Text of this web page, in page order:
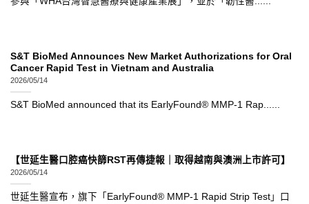
S&T BioMed Announces New Market Authorizations for Oral
Cancer Rapid Test in Vietnam and Australia
2026/05/14
S&T BioMed announced that its EarlyFound® MMP-1 Rap......
【世延生醫口腔癌快篩RST再傳捷報｜取得越南與澳洲上市許可】
2026/05/14
世延生醫宣布，旗下「EarlyFound® MMP-1 Rapid Strip Test」口